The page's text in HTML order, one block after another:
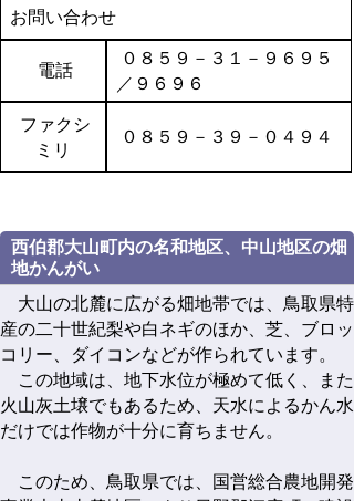
お問い合わせ
電話
０８５９－３１－９６９５
／９６９６
ファクシ
ミリ
０８５９－３９－０４９４
西伯郡大山町内の名和地区、中山地区の畑
地かんがい
大山の北麓に広がる畑地帯では、鳥取県特
産の二十世紀梨や白ネギのほか、芝、ブロッ
コリー、ダイコンなどが作られています。
この地域は、地下水位が極めて低く、また
火山灰土壌でもあるため、天水によるかん水
だけでは作物が十分に育ちません。
このため、鳥取県では、国営総合農地開発